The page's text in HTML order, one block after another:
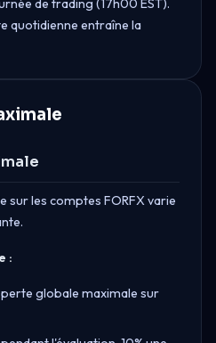
quotidienne entraîne la
sur les comptes FORFX varie
:
perte globale maximale sur